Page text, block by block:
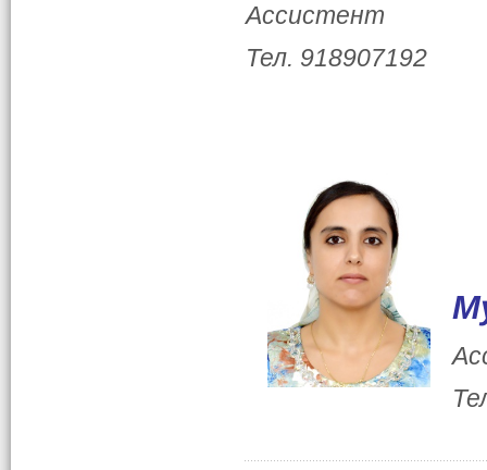
Ассистент
Тел. 918907192